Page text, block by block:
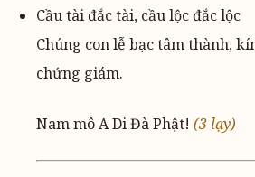
Cầu tài đắc tài, cầu lộc đắc lộc
Chúng con lễ bạc tâm thành,
chứng giám.
Nam mô A Di Đà Phật! (3 lạy)